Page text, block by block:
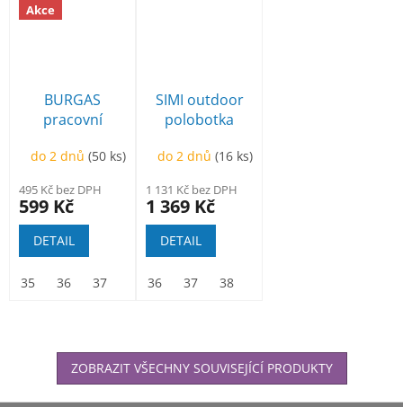
Akce
BURGAS
pracovní
do 2 dnů(50 ks)
495 Kč bez DPH
599 Kč
DETAIL
35 36 37
SIMI outdoor
polobotka
do 2 dnů(16 ks)
1 131 Kč bez DPH
1 369 Kč
DETAIL
36 37 38
ZOBRAZIT VŠECHNY SOUVISEJÍCÍ PRODUKTY